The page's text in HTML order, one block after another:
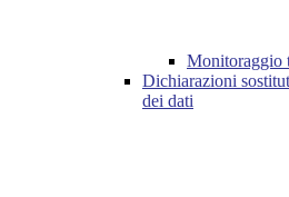
Monitoraggio
Dichiarazioni
dei dati